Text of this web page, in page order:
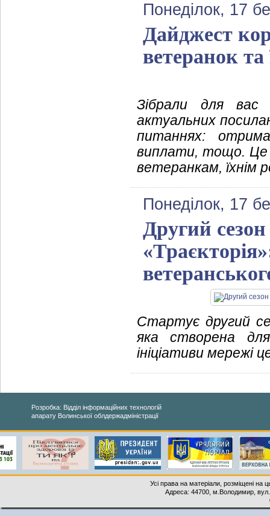
Понеділок, 17
Дайджест
ветеранок та
Зібрали для вас
актуальних
питаннях:
виплати, тощо. Це
ветеранкам, їхнім
Понеділок, 17
Другий
Стартує другий
яка створена
ініціативи мережі
Розробка: Відділ інформаційних технологій
апарату Волинської облдержадміністрації
Усі права на матеріали, розміщені на
Адреса: 44700, м.Володимир,